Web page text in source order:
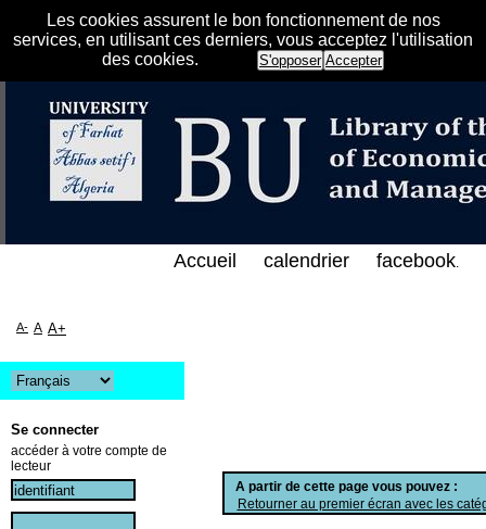
Les cookies assurent le bon fonctionnement de nos
services, en utilisant ces derniers, vous acceptez l'utilisation
des cookies.
S'opposer Accepter
الفهرس الإلكتروني على الخط المباشر لمكتبة كلية
A partir de cette page vous pouvez :
Retourner au premier écran avec les
Accueil calendrier facebook.
A- A A+
Se connecter
accéder à votre compte de
lecteur